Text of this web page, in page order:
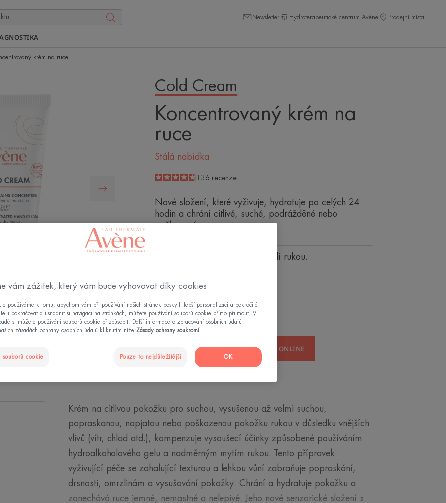
Newsletter Hydroterapeutické centrum Avène Prodejní místa
krém na ruce
Cold Cream
Koncentrovaný krém na
ruce
Stálá nabídka
4.6
/5136 recenze
Nové složení, které vyživuje, hydratuje po celých 24
hodin a chrání citlivé, suché, podrážděné nebo
poškozené ruce
Pro celodenní jemnost a pohodlí rukou.
Obnovuje, vyživuje, zklidňuje
Tuba Tuba
50ml
NAJÍT OBCHOD KOUPIT ONLINE
Krém na citlivou pokožku pro suchou, vysušenou až velmi suchou,
popraskanou, napjatou nebo poškozenou pokožku rukou v důsledku vnějších
vlivů (vítr, chlad atd.), kompenzuje vysoušecí účinky způsobené používáním
hydroalkoholového gelu a nadměrným mytím rukou. Tento přípravek
vyživující péče se zahalující texturou a lehkou vůní zabraňuje popraskání,
drsnosti, omrzlinám a vysušování pokožky. Chrání a hydratuje pokožku a
zanechává ruce jemné, nemastné a nelepivé. Jeho nové senzorické složení s
vám zážitek, který vám bude vyhovovat díky cookies
používáme k tomu, abychom vám při používání našich stránek poskytli lepší personalizaci a pokročilé
li pokračovat a usnadnit si navigaci na stránkách, můžete používání souborů cookie přímo přijmout. V
si můžete používání souborů cookie přizpůsobit. Další informace o zpracování osobních údajů
zásadách ochrany osobních údajů kliknutím níže:Zásady ochrany soukromí
souborů cookie Pouze to nejdůležitější OK